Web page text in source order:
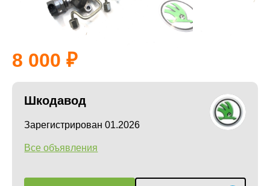
8 000
Шкодавод
Зарегистрирован 01.2026
Все объявления